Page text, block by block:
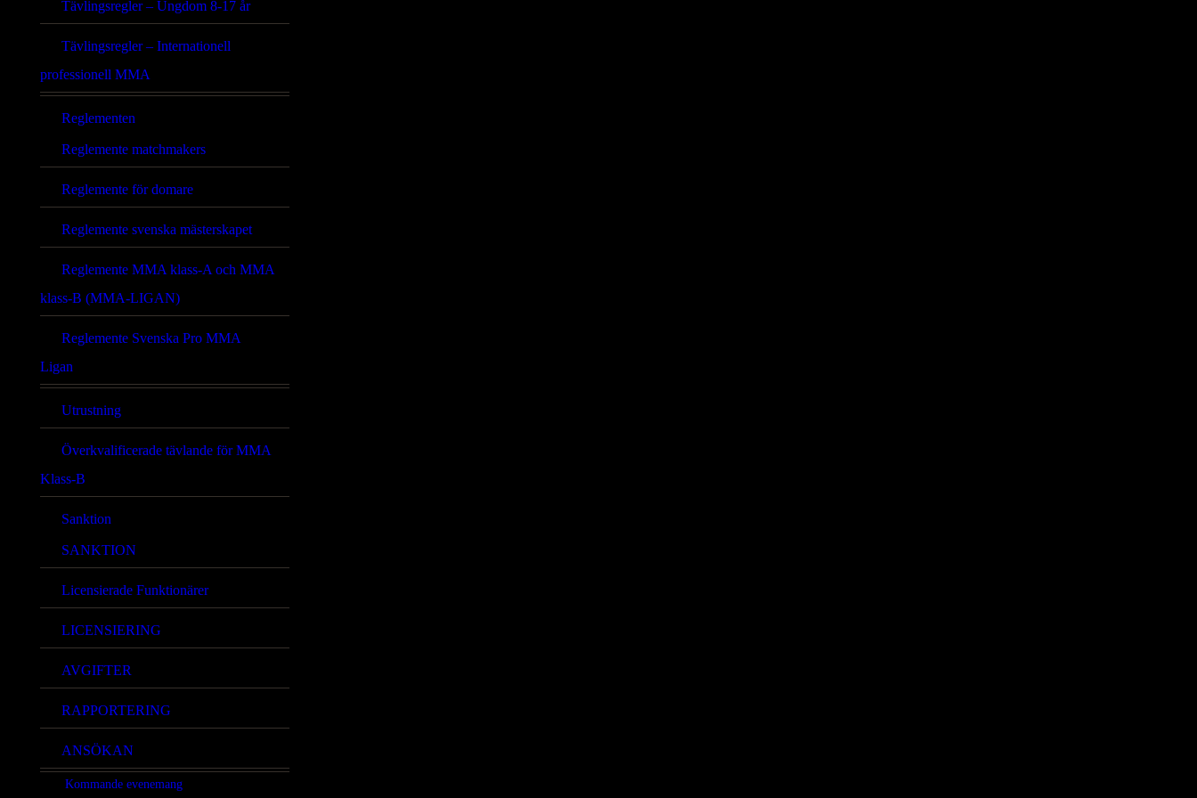
Tävlingsregler – Ungdom 8-17 år
Tävlingsregler – Internationell
professionell MMA
Reglementen
Reglemente matchmakers
Reglemente för domare
Reglemente svenska mästerskapet
Reglemente MMA klass-A och MMA
klass-B (MMA-LIGAN)
Reglemente Svenska Pro MMA
Ligan
Utrustning
Överkvalificerade tävlande för MMA
Klass-B
Sanktion
SANKTION
Licensierade Funktionärer
LICENSIERING
AVGIFTER
RAPPORTERING
ANSÖKAN
Kommande evenemang